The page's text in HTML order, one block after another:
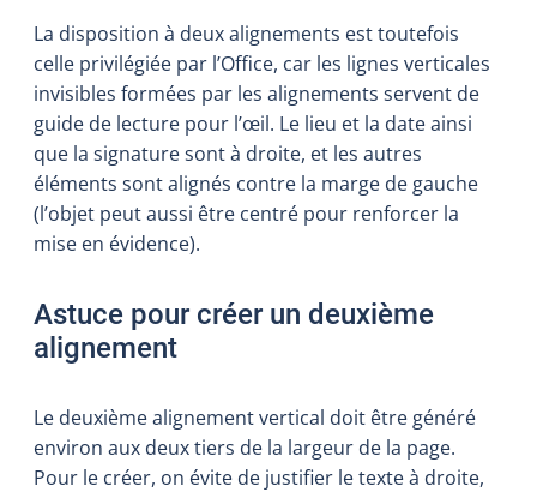
La disposition à deux alignements est toutefois
celle privilégiée par l’Office, car les lignes verticales
invisibles formées par les alignements servent de
guide de lecture pour l’œil. Le lieu et la date ainsi
que la signature sont à droite, et les autres
éléments sont alignés contre la marge de gauche
(l’objet peut aussi être centré pour renforcer la
mise en évidence).
Astuce pour créer un deuxième
alignement
Le deuxième alignement vertical doit être généré
environ aux deux tiers de la largeur de la page.
Pour le créer, on évite de justifier le texte à droite,